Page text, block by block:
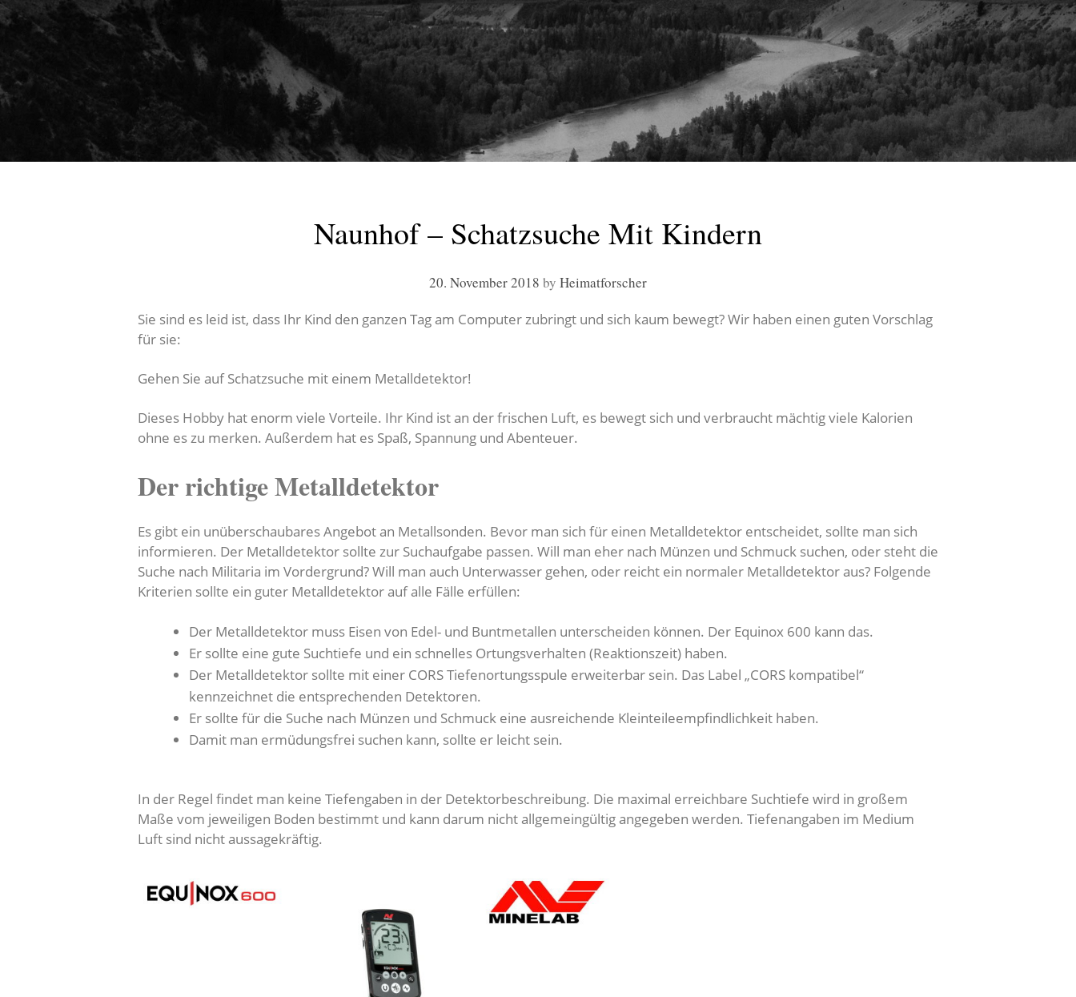
Naunhof – Schatzsuche Mit Kindern
20. November 2018 by Heimatforscher
Sie sind es leid ist, dass Ihr Kind den ganzen Tag am Computer zubringt und sich kaum bewegt? Wir haben einen guten Vorschlag
für sie:
Gehen Sie auf Schatzsuche mit einem Metalldetektor!
Dieses Hobby hat enorm viele Vorteile. Ihr Kind ist an der frischen Luft, es bewegt sich und verbraucht mächtig viele Kalorien
ohne es zu merken. Außerdem hat es Spaß, Spannung und Abenteuer.
Der richtige Metalldetektor
Es gibt ein unüberschaubares Angebot an Metallsonden. Bevor man sich für einen Metalldetektor entscheidet, sollte man sich
informieren. Der Metalldetektor sollte zur Suchaufgabe passen. Will man eher nach Münzen und Schmuck suchen, oder steht die
Suche nach Militaria im Vordergrund? Will man auch Unterwasser gehen, oder reicht ein normaler Metalldetektor aus? Folgende
Kriterien sollte ein guter Metalldetektor auf alle Fälle erfüllen:
Der Metalldetektor muss Eisen von Edel- und Buntmetallen unterscheiden können. Der Equinox 600 kann das.
Er sollte eine gute Suchtiefe und ein schnelles Ortungsverhalten (Reaktionszeit) haben.
Der Metalldetektor sollte mit einer CORS Tiefenortungsspule erweiterbar sein. Das Label „CORS kompatibel“
kennzeichnet die entsprechenden Detektoren.
Er sollte für die Suche nach Münzen und Schmuck eine ausreichende Kleinteileempfindlichkeit haben.
Damit man ermüdungsfrei suchen kann, sollte er leicht sein.
In der Regel findet man keine Tiefengaben in der Detektorbeschreibung. Die maximal erreichbare Suchtiefe wird in großem
Maße vom jeweiligen Boden bestimmt und kann darum nicht allgemeingültig angegeben werden. Tiefenangaben im Medium
Luft sind nicht aussagekräftig.